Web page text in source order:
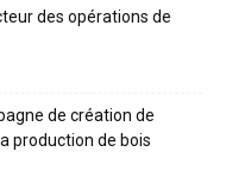
des opérations de
de création de
production de bois